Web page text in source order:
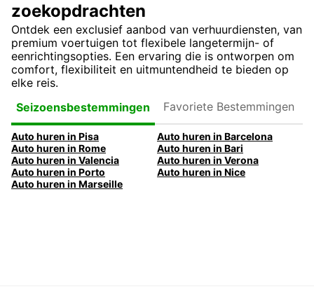
zoekopdrachten
Ontdek een exclusief aanbod van verhuurdiensten, van
premium voertuigen tot flexibele langetermijn- of
eenrichtingsopties. Een ervaring die is ontworpen om
comfort, flexibiliteit en uitmuntendheid te bieden op
elke reis.
Seizoensbestemmingen
Bestemmingen
Auto huren in Pisa
Auto huren in Barcelona
Auto huren in Rome
Auto huren in Bari
Auto huren in Valencia
Auto huren in Verona
Auto huren in Porto
Auto huren in Nice
Auto huren in Marseille